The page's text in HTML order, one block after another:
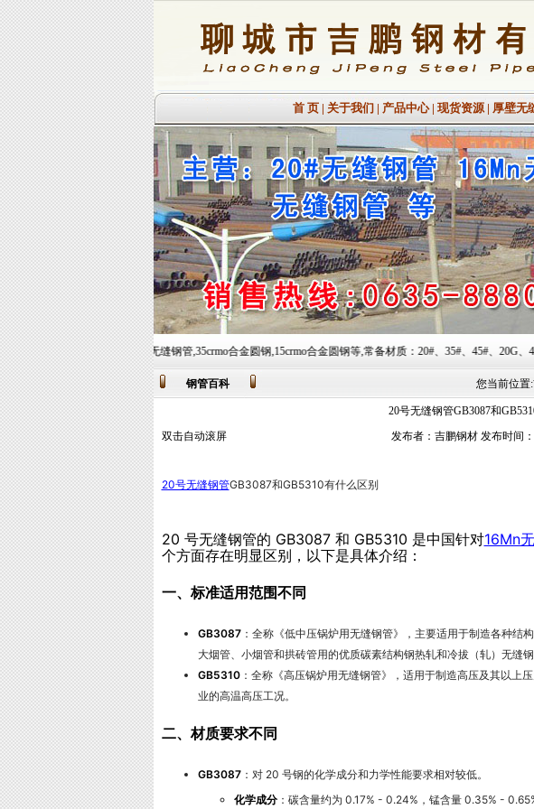
首 页| 关于我们 | 产品中心| 现货资源| 厚壁无
:16mn大口径厚壁管,厚壁无缝钢管,35crmo合金圆钢,15crmo合金圆钢等,常备材质：20#、35#、45#、20G、
钢管百科 您当前位置:
20号无缝钢管GB3087和
双击自动滚屏
发布者：吉鹏钢材 发布时间：
20号无缝钢管GB3087和GB5310有什么区别
20 号无缝钢管的 GB3087 和 GB5310 是中国针对16Mn
个方面存在明显区别，以下是具体介绍：
一、标准适用范围不同
GB3087：全称《低中压锅炉用无缝钢管》，主要适用于制造各种结
大烟管、小烟管和拱砖管用的优质碳素结构钢热轧和冷拔（轧）无缝钢
GB5310：全称《高压锅炉用无缝钢管》，适用于制造高压及其以上
业的高温高压工况。
二、材质要求不同
GB3087：对 20 号钢的化学成分和力学性能要求相对较低。
化学成分：碳含量约为 0.17% - 0.24%，锰含量 0.35% -